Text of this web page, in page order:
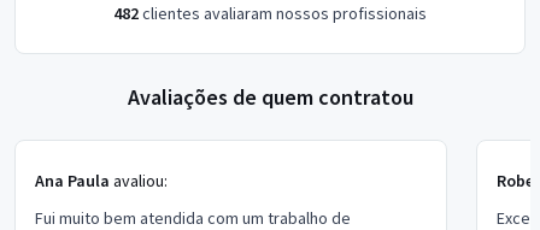
482clientes avaliaram nossos profissionais
Avaliações de quem contratou
Ana Paula avaliou:
Fui muito bem atendida com um trabalho de